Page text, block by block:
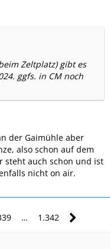
Zeltplatz) gibt es
ggfs. in CM noch
der Gaimühle aber
also schon auf dem
steht auch schon und ist
nicht on air.
… 1.342